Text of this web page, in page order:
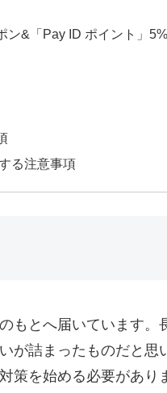
ン&「Pay ID ポイント」
る注意事項
もとへ届いています。
詰まったものだと思
策を始める必要があり